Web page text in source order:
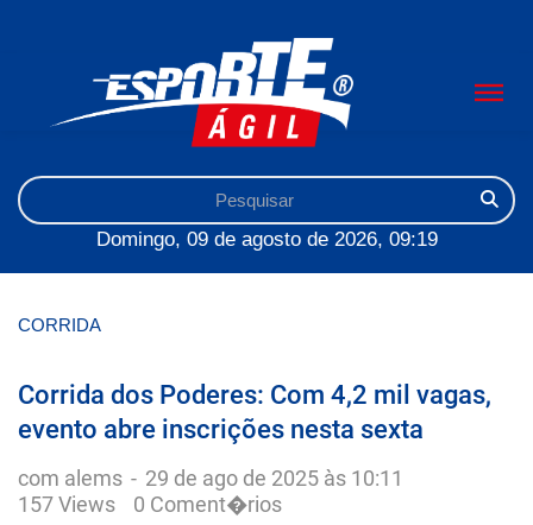
Domingo, 09 de agosto de 2026, 09:19
CORRIDA
Corrida dos Poderes: Com 4,2 mil vagas,
evento abre inscrições nesta sexta
com alems - 29 de ago de 2025 às 10:11
157 Views
0 Coment�rios